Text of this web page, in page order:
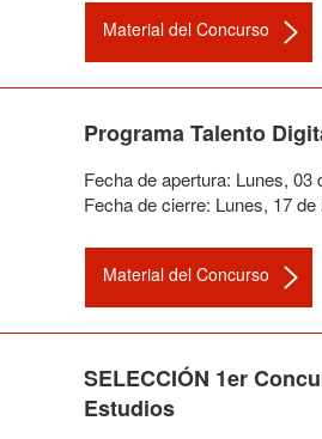
Material del Concurso
Programa Talento
Fecha de apertura: Lunes, 03
Fecha de cierre: Lunes, 17de
Material del Concurso
SELECCIÓN 1er
Estudios